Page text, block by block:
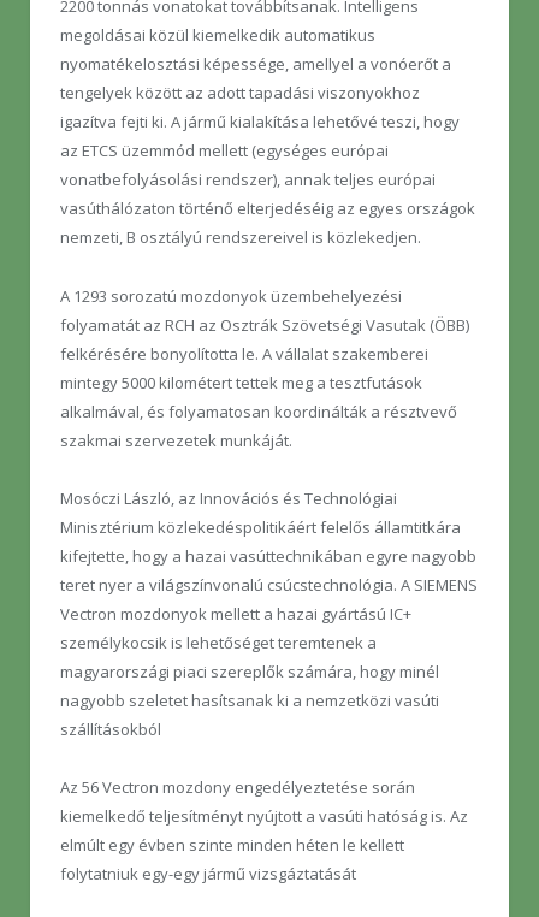
2200 tonnás vonatokat továbbítsanak. Intelligens
megoldásai közül kiemelkedik automatikus
nyomatékelosztási képessége, amellyel a vonóerőt a
tengelyek között az adott tapadási viszonyokhoz
igazítva fejti ki. A jármű kialakítása lehetővé teszi, hogy
az ETCS üzemmód mellett (egységes európai
vonatbefolyásolási rendszer), annak teljes európai
vasúthálózaton történő elterjedéséig az egyes országok
nemzeti, B osztályú rendszereivel is közlekedjen.
A 1293 sorozatú mozdonyok üzembehelyezési
folyamatát az RCH az Osztrák Szövetségi Vasutak (ÖBB)
felkérésére bonyolította le. A vállalat szakemberei
mintegy 5000 kilométert tettek meg a tesztfutások
alkalmával, és folyamatosan koordinálták a résztvevő
szakmai szervezetek munkáját.
Mosóczi László, az Innovációs és Technológiai
Minisztérium közlekedéspolitikáért felelős államtitkára
kifejtette, hogy a hazai vasúttechnikában egyre nagyobb
teret nyer a világszínvonalú csúcstechnológia. A SIEMENS
Vectron mozdonyok mellett a hazai gyártású IC+
személykocsik is lehetőséget teremtenek a
magyarországi piaci szereplők számára, hogy minél
nagyobb szeletet hasítsanak ki a nemzetközi vasúti
szállításokból
Az 56 Vectron mozdony engedélyeztetése során
kiemelkedő teljesítményt nyújtott a vasúti hatóság is. Az
elmúlt egy évben szinte minden héten le kellett
folytatniuk egy-egy jármű vizsgáztatását